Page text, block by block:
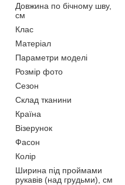
Довжина по бічному шву,
см
Клас
Матеріал
Параметри моделі
Розмір фото
Сезон
Склад тканини
Країна
Візерунок
Фасон
Колір
Ширина під проймами
рукавів (над грудьми), см